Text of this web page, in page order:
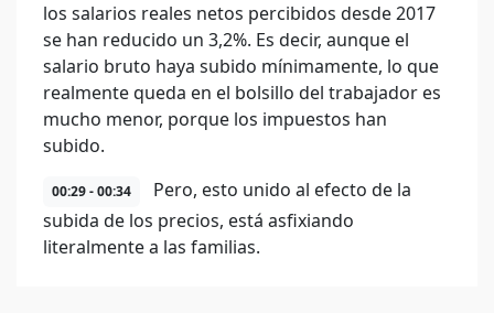
los salarios reales netos percibidos desde 2017
se han reducido un 3,2%. Es decir, aunque el
salario bruto haya subido mínimamente, lo que
realmente queda en el bolsillo del trabajador es
mucho menor, porque los impuestos han
subido.
00:29 - 00:34
Pero, esto unido al efecto de la
subida de los precios, está asfixiando
literalmente a las familias.